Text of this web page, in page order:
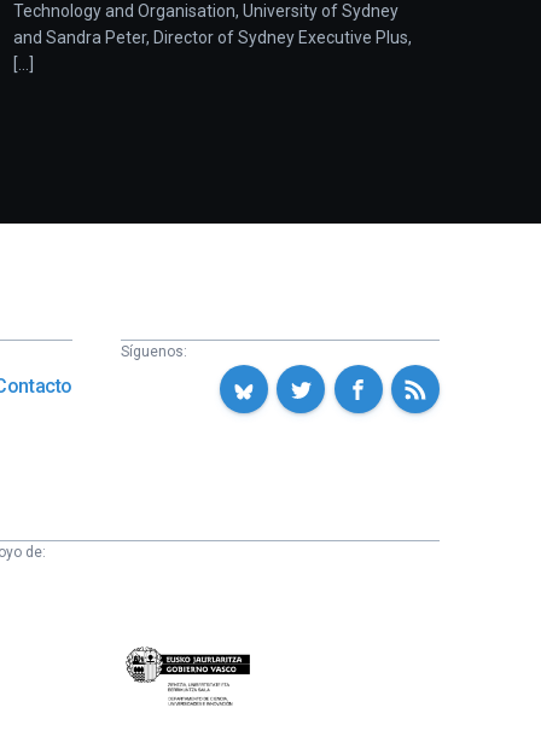
Technology and Organisation, University of Sydney
and Sandra Peter, Director of Sydney Executive Plus,
[...]
Síguenos:
de:
Eusko
Jaurlaritza